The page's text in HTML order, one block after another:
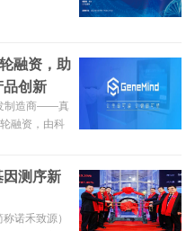
融资，助
创新
制造商——真
融资，由科
、中欧联合
测序新
诺禾致源）